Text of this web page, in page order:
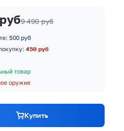
9 490 руб
500 руб
450 руб
товар
оружие
Купить